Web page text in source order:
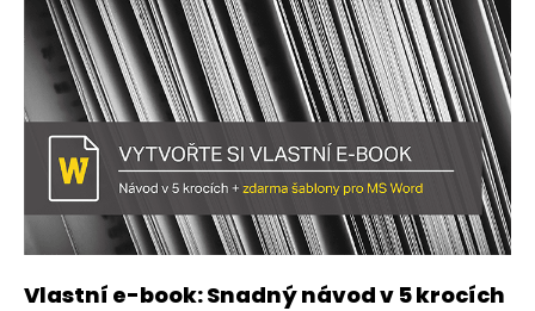
Vlastní e-book: Snadný návod v 5 krocích